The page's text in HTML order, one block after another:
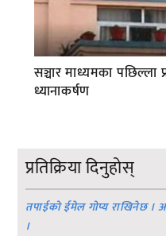
सञ्चार माध्यमका पछिल्ला
ध्यानाकर्षण
प्रतिक्रिया दिनुहोस्
तपाईको ईमेल गोप्य राखिनेछ
।